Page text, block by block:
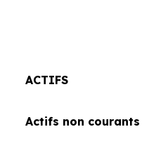
ACTIFS
Actifs non courants